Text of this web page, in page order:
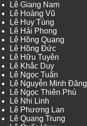
Lê Giang Nam
Lê Hoàng Vũ
Lê Huy Tùng
Lê Hải Phong
Lê Hồng Quang
Lê Hồng Đức
Lê Hữu Tuyên
Lê Khắc Duy
Lê Ngọc Tuấn
Lê Nguyễn Minh Đăng
Lê Ngọc Thiên Phú
Lê Nhi Linh
Lê Phương Lan
Lê Quang Trung